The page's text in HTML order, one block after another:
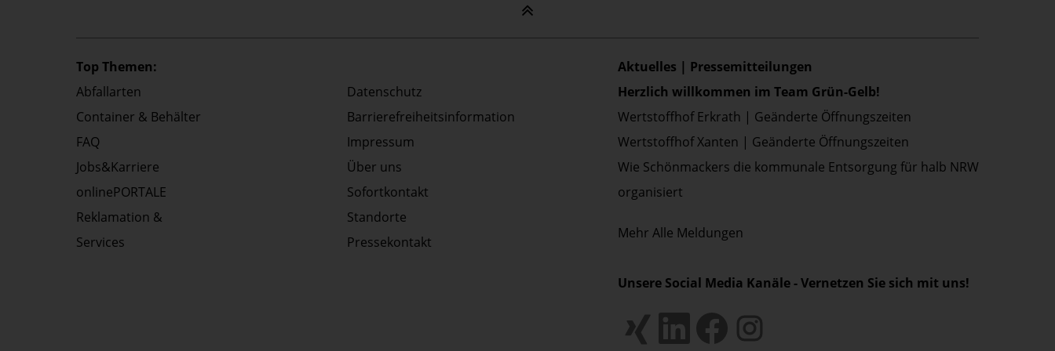
Top Themen:
Abfallarten
Container & Behälter
FAQ
Jobs&Karriere
onlinePORTALE
Reklamation &
Services
Datenschutz
Barrierefreiheitsinformation
Impressum
Über uns
Sofortkontakt
Standorte
Pressekontakt
Aktuelles | Pressemitteilungen
Herzlich willkommen im Team Grün-Gelb!
Wertstoffhof Erkrath | Geänderte Öffnungszeiten
Wertstoffhof Xanten | Geänderte Öffnungszeiten
Wie Schönmackers die kommunale Entsorgung für halb NRW
organisiert
Mehr Alle Meldungen
Unsere Social Media Kanäle - Vernetzen Sie sich mit uns!